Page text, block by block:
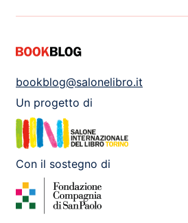
bookblog@salonelibro.it
Un progetto di
Con il sostegno di